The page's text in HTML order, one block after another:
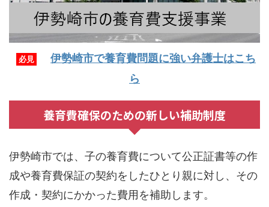
必見
伊勢崎市で養育費問題に強い弁護士はこち
ら
養育費確保のための新しい補助制度
伊勢崎市では、子の養育費について公正証書等の作
成や養育費保証の契約をしたひとり親に対し、その
作成・契約にかかった費用を補助します。